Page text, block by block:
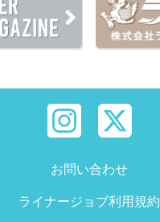
お問い合わせ
ライナージョブ利用規約